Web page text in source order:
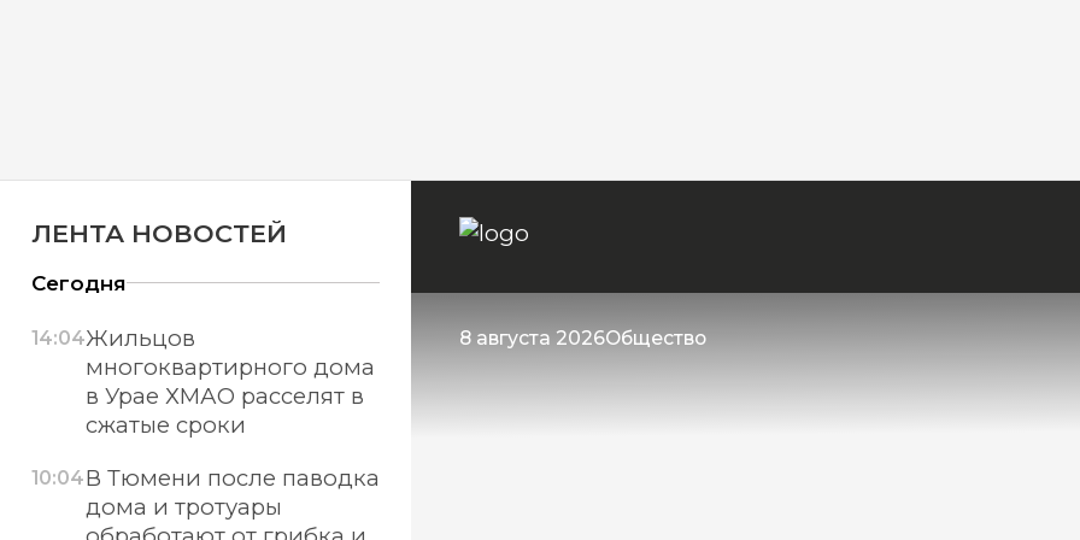
8 августа 2026Общество
ЛЕНТА НОВОСТЕЙ
Сегодня
14:04Жильцов
многоквартирного дома
в Урае ХМАО расселят в
сжатые сроки
10:04В Тюмени после паводка
дома и тротуары